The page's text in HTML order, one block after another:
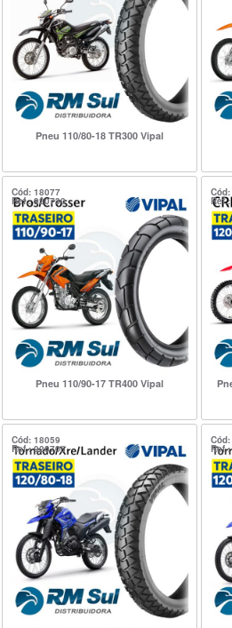
Pneu 110/80-18 TR300 Vipal
Cód: 18077
Ref.: 920730
Pneu 110/90-17 TR400 Vipal
Cód: 18059
Ref.: 920706